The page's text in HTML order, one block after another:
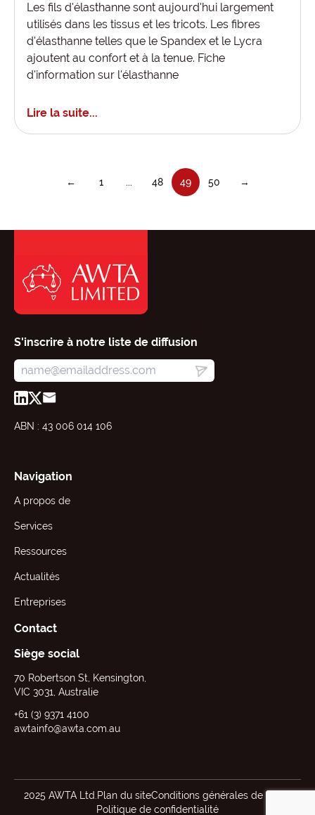
Les fils d'élasthanne sont aujourd'hui largement
utilisés dans les tissus et les tricots. Les fibres
d'élasthanne telles que le Spandex et le Lycra
ajoutent au confort et à la tenue. Fiche
d'information sur l'élasthanne
Lire la suite...
← 1 ... 48 49 50 →
S'inscrire à notre liste de diffusion
ABN : 43 006 014 106
Navigation
A propos de
Services
Ressources
Actualités
Entreprises
Contact
Siège social
70 Robertson St, Kensington,
VIC 3031, Australie
+61 (3) 9371 4100
awtainfo@awta.com.au
2025 AWTA Ltd. Plan du siteConditions générales de vente
Politique de confidentialité